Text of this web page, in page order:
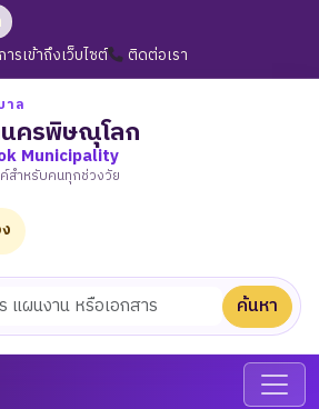
ารเข้าถึงเว็บไซต์ ติดต่อเรา
าล
นครพิษณุโลก
Municipality
สำหรับคนทุกช่วงวัย
ค้นหา